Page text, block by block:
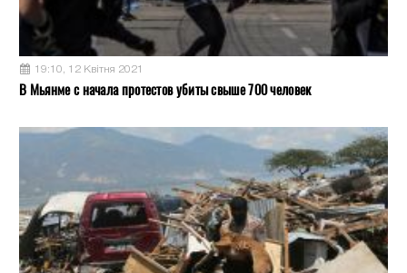
19:10, 12 Квітня 2021
В Мьянме с начала протестов убиты свыше 700 человек